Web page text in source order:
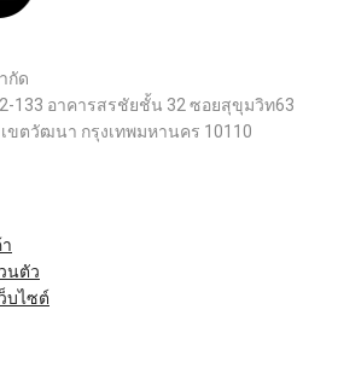
กัด
133 อาคารสรชัยชั้น 32 ซอยสุขุมวิท63
ขตวัฒนา กรุงเทพมหานคร 10110
นตัว
บไซต์